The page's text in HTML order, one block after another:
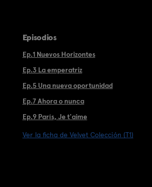
Episodios
Ep.1 Nuevos Horizontes
Ep.3 La emperatriz
Ep.5 Una nueva oportunidad
Ep.7 Ahora o nunca
Ep.9 París, Je t'aime
Ver la ficha de Velvet Colección (T1)